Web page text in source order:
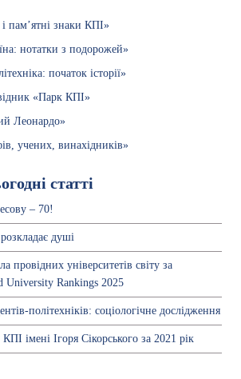
пам’ятні знаки КПІ»
нотатки з подорожей»
початок історії»
«Парк КПІ»
Леонардо»
учених, винахідників»
статті
– 70!
душі
провідних університетів світу за
University Rankings 2025
політехніків: соціологічне дослідження
імені Ігоря Сікорського за 2021 рік